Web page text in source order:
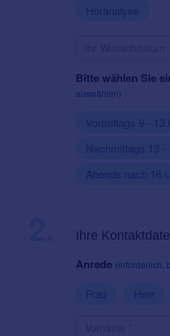
Höranalyse
Bitte wählen Sie
auswählen)
Vormittags 9 - 13
Nachmittags 13 -
Abends nach 16
Ihre
Anrede (erforderlich,
Frau Herr